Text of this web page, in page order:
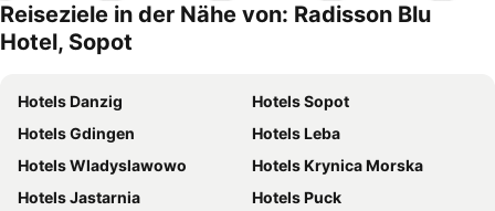
Reiseziele in der Nähe von: Radisson Blu
Hotel, Sopot
Hotels Danzig
Hotels Sopot
Hotels Gdingen
Hotels Leba
Hotels Wladyslawowo
Hotels Krynica Morska
Hotels Jastarnia
Hotels Puck